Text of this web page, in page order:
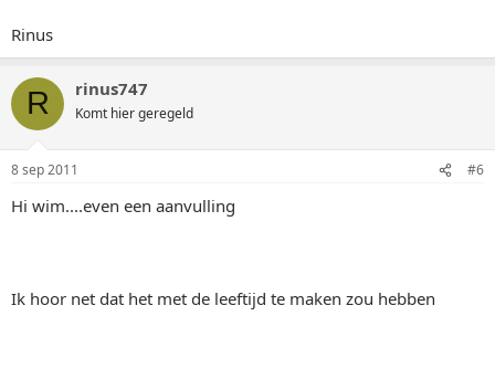
Rinus
R rinus747
Komt hier geregeld
8 sep 2011 #6
Hi wim....even een aanvulling
Ik hoor net dat het met de leeftijd te maken zou hebben